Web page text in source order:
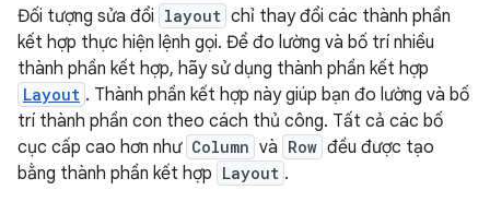
Đối tượng sửa đổi layout chỉ thay đổi các thành phần
kết hợp thực hiện lệnh gọi. Để đo lường và bố trí nhiều
thành phần kết hợp, hãy sử dụng thành phần kết hợp
Layout . Thành phần kết hợp này giúp bạn đo lường và bố
trí thành phần con theo cách thủ công. Tất cả các bố
cục cấp cao hơn như Column và Row đều được tạo
bằng thành phần kết hợp Layout .